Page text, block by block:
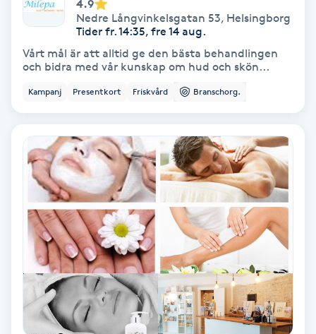
Vampyrbehandling
Vaxning
Vaxning brasiliansk
Vibrationsmassage
Vinyasa Yoga
Volymfransar
Vårtor
4.9
Nedre Långvinkelsgatan 53, Helsingborg
Tider fr. 14:35, fre 14 aug.
Vårt mål är att alltid ge den bästa behandlingen
och bidra med vår kunskap om hud och skön...
Kampanj Presentkort Friskvård Branschorg.